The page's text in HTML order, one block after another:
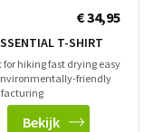
€ 34,95
T-SHIRT
for hiking fast drying easy
friendly
Bekijk